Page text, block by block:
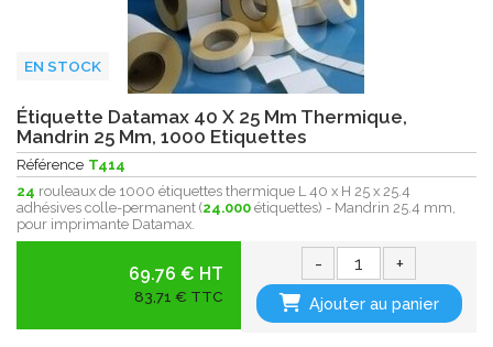
EN STOCK
Étiquette Datamax 40 X 25 Mm Thermique,
Mandrin 25 Mm, 1000 Etiquettes
Référence T414
24 rouleaux de 1000 étiquettes thermique L 40 x H 25 x 25.4
adhésives colle-permanent (24.000 étiquettes) - Mandrin 25.4 mm,
pour imprimante Datamax.
69.76 € HT
83,71 € TTC
- +
Ajouter au panier